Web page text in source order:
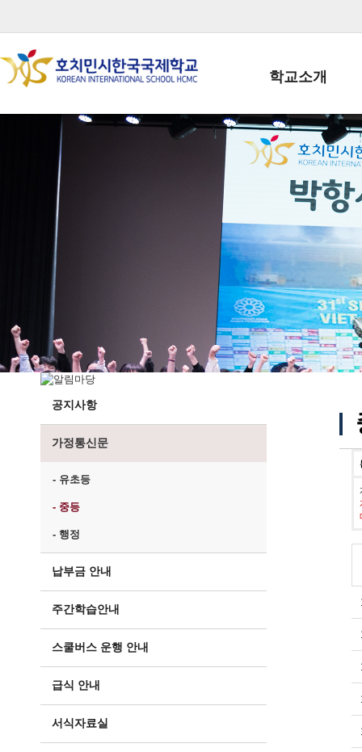
학교소개
학교장인사말
학생회장인사말
학교상징
학교 CI
교직원현황
학생현황
위치/전화
전경사진
공지사항
가정통신문
- 유초등
- 중등
- 행정
납부금 안내
주간학습안내
스쿨버스 운행 안내
급식 안내
서식자료실